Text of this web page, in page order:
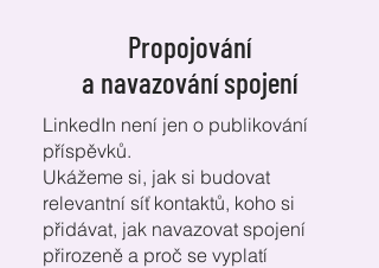
Propojování
a navazování spojení
LinkedIn není jen o publikování
příspěvků.
Ukážeme si, jak si budovat
relevantní síť kontaktů, koho si
přidávat, jak navazovat spojení
přirozeně a proč se vyplatí